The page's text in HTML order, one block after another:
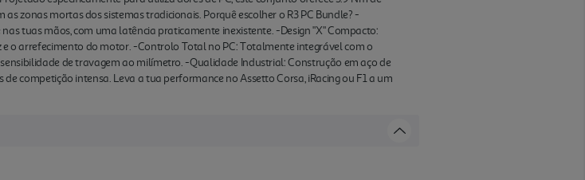
zonas mortas dos sistemas tradicionais. Porquê escolher o R3 PC Bundle? -
tuas mãos, com uma latência praticamente inexistente. -Design "X" Compacto:
o arrefecimento do motor. -Controlo Total no PC: Totalmente integrável com o
de travagem ao milímetro. -Qualidade Industrial: Construção em aço de
competição intensa. Leva a tua performance no Assetto Corsa, iRacing ou F1 a um